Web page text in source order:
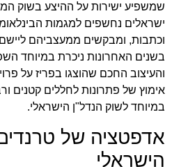
שמשפיע ישירות על ההיצע בשוק
ישראלים נחשפים למגמות
וכתבות, ומבקשים ממעצביהם
בשנים האחרונות ניכרת במיוחד
והעיצוב החכם שהוצגו בפריז על
אימוץ של פתרונות לחללים קטנים
במיוחד לשוק הנדל"ן הישראלי.
אדפטציה של
הישראלי